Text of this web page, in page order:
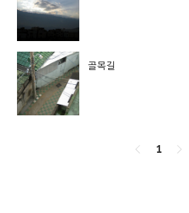
골목길
페
1